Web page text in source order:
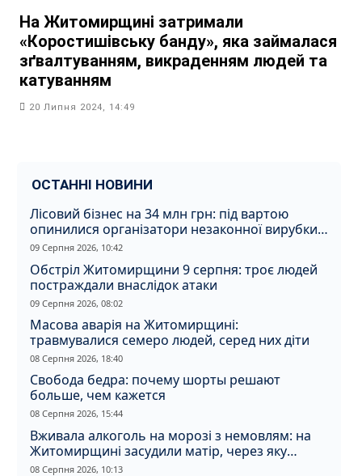
На Житомирщині затримали
«Коростишівську банду», яка займалася
зґвалтуванням, викраденням людей та
катуванням
20 Липня 2024, 14:49
ОСТАННІ НОВИНИ
Лісовий бізнес на 34 млн грн: під вартою
опинилися організатори незаконної вирубки
на Житомирщині
09 Серпня 2026, 10:42
Обстріл Житомирщини 9 серпня: троє людей
постраждали внаслідок атаки
09 Серпня 2026, 08:02
Масова аварія на Житомирщині:
травмувалися семеро людей, серед них діти
08 Серпня 2026, 18:40
Свобода бедра: почему шорты решают
больше, чем кажется
08 Серпня 2026, 15:44
Вживала алкоголь на морозі з немовлям: на
Житомирщині засудили матір, через яку
дитина отримала обмороження
08 Серпня 2026, 10:13